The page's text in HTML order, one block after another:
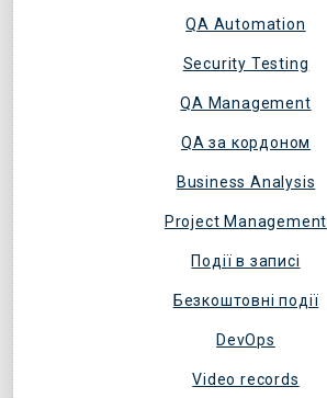
QA Automation
Security Testing
QA Management
QA за кордоном
Business Analysis
Project Management
Події в записі
Безкоштовні події
DevOps
Video records